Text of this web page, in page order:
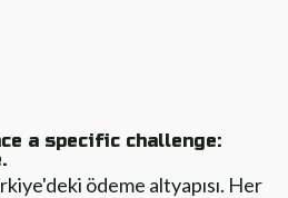
a specific challenge:
ödeme altyapısı. Her